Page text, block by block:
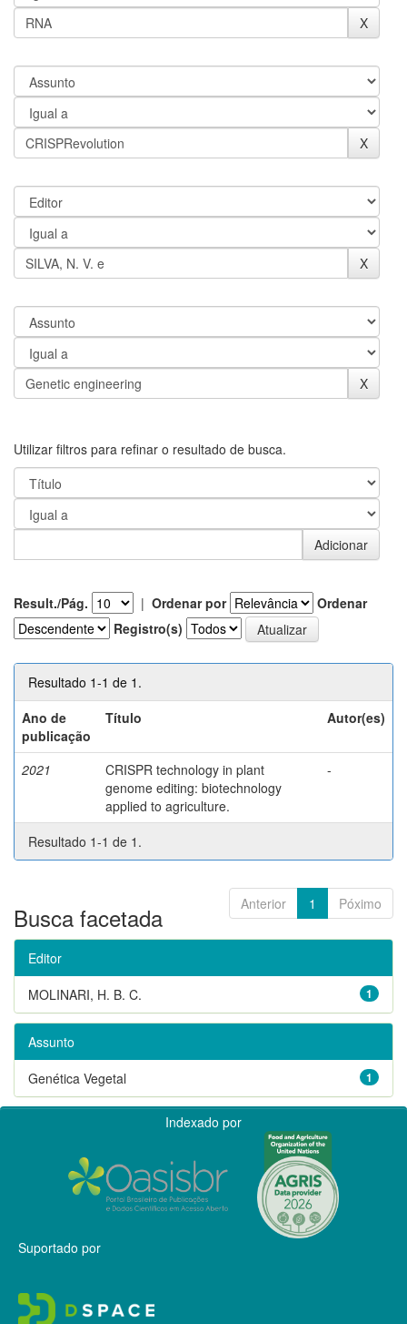
Utilizar filtros para refinar o resultado de busca.
Result./Pág. | Ordenar por
Ordenar
Registro(s)
Resultado 1-1 de 1.
Ano de
publicação
Título Autor(es)
2021
CRISPR technology in plant
genome editing: biotechnology
applied to agriculture.
-
Resultado 1-1 de 1.
Anterior 1 Póximo
Busca facetada
Editor
1
MOLINARI, H. B. C.
Assunto
1
Genética Vegetal
Indexado por
Suportado por